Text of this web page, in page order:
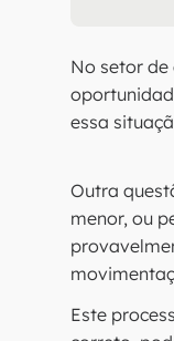
No setor
essa
Outra
menor, ou
Este